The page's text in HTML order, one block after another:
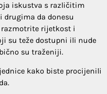
iskustva s različitim
drugima da donesu
razmotrite rijetkost i
su teže dostupni ili nude
su traženiji.
kako biste procijenili